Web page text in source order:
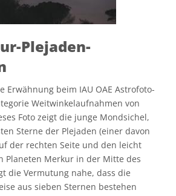
Plejaden-
Erwähnung beim IAU OAE Astrofoto-
Weitwinkelaufnahmen von
Foto zeigt die junge Mondsichel,
Sterne der Plejaden (einer davon
der rechten Seite und den leicht
Planeten Merkur in der Mitte des
die Vermutung nahe, dass die
aus sieben Sternen bestehen